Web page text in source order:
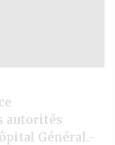
autorités
Général.-